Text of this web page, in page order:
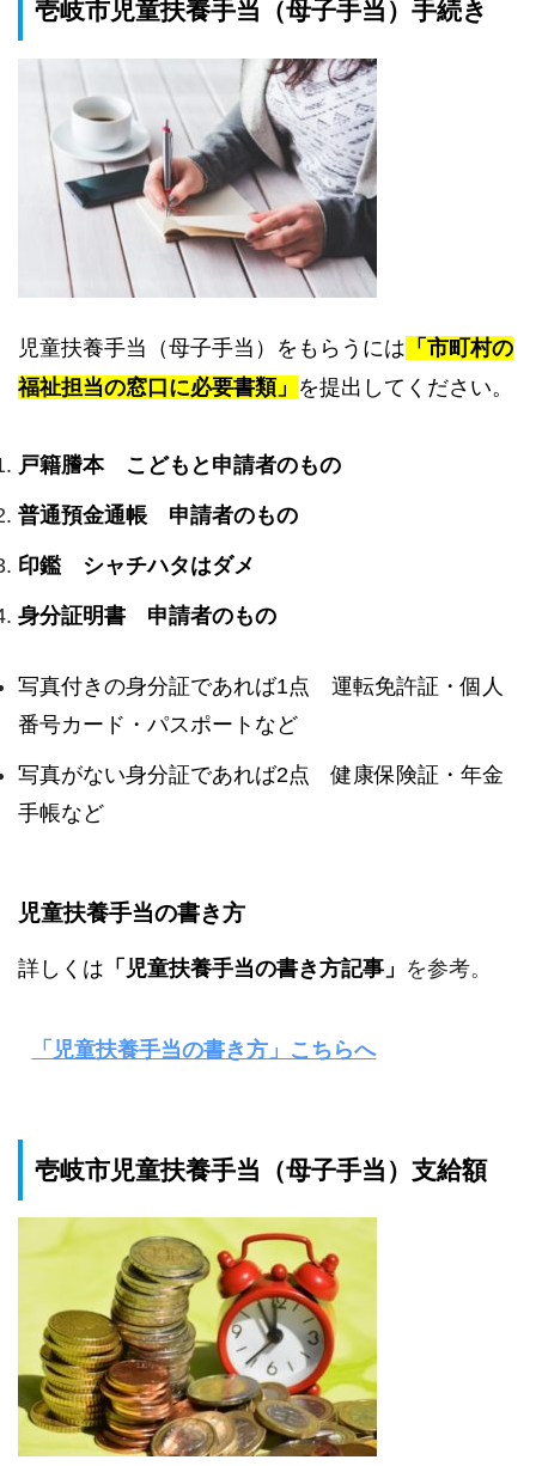
壱岐市児童扶養手当（母子手当）手続き
児童扶養手当（母子手当）をもらうには 「市町村の
福祉担当の窓口に必要書類」 を提出してください。
戸籍謄本 こどもと申請者のもの
普通預金通帳 申請者のもの
印鑑 シャチハタはダメ
身分証明書 申請者のもの
写真付きの身分証であれば1点 運転免許証・個人
番号カード・パスポートなど
写真がない身分証であれば2点 健康保険証・年金
手帳など
児童扶養手当の書き方
詳しくは 「児童扶養手当の書き方記事」 を参考。
「児童扶養手当の書き方」こちらへ
壱岐市児童扶養手当（母子手当）支給額